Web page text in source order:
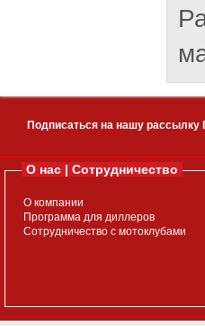
Подписаться на нашу
О нас | Сотрудничество
О компании
Программа для диллеров
Сотрудничество с мотоклубами